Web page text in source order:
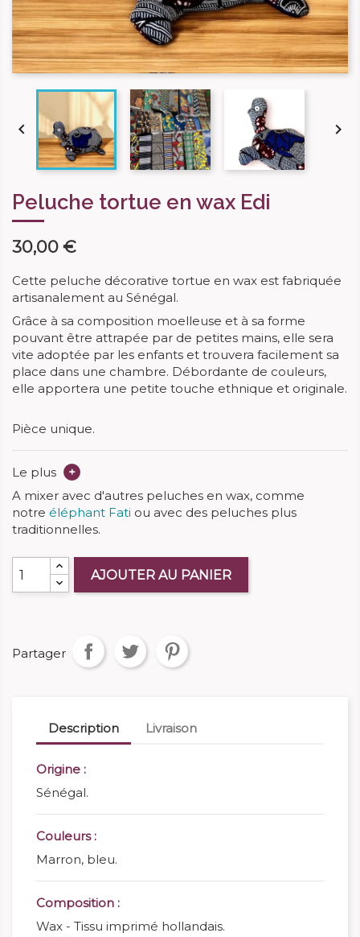
 
Peluche tortue en wax Edi
30,00 €
Cette peluche décorative tortue en wax est fabriquée
artisanalement au Sénégal.
Grâce à sa composition moelleuse et à sa forme
pouvant être attrapée par de petites mains, elle sera
vite adoptée par les enfants et trouvera facilement sa
place dans une chambre. Débordante de couleurs,
elle apportera une petite touche ethnique et originale.
Pièce unique.
Le plus
+
A mixer avec d'autres peluches en wax, comme
notre éléphant Fati ou avec des peluches plus
traditionnelles.
AJOUTER AU PANIER
Partager
Description Livraison
Origine :
Sénégal.
Couleurs :
Marron, bleu.
Composition :
Wax - Tissu imprimé hollandais.